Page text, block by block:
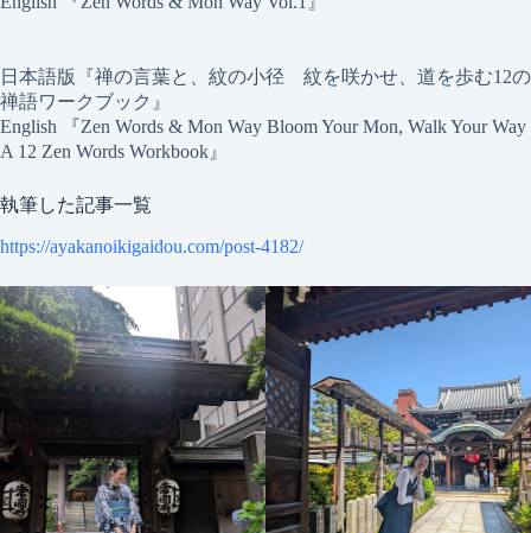
日本語版『禅の言葉と、紋の小径 紋を咲かせ、道を歩む12の
禅語ワークブック』
English 『Zen Words & Mon Way Bloom Your Mon, Walk Your Way
A 12 Zen Words Workbook』
執筆した記事一覧
https://ayakanoikigaidou.com/post-4182/